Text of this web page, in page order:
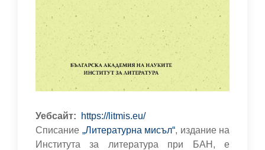
Уебсайт
https://litmis.eu/
Списание „Литературна мисъл“, издание на
Института за литература при БАН, е